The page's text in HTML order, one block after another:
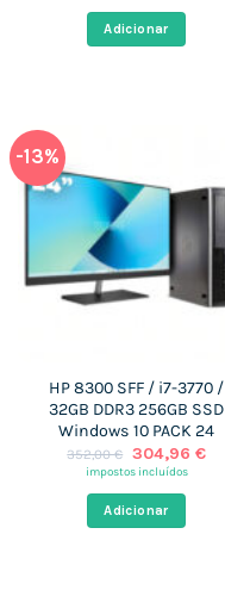
era:
388,00 €.
Adicionar
-13%
HP 8300 SFF / i7-3770 /
32GB DDR3 256GB SSD
Windows 10 PACK 24
352,00€ O
preço
era:
352,00 €.
304,96 €O
impostos incluídos
Adicionar